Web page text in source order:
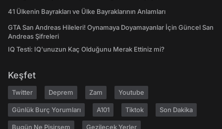
41 Ülkenin Bayrakları ve Ülke Bayraklarının Anlamları
GTA San Andreas Hileleri! Oynamaya Doyamayanlar İçin Güncel San
Andreas Şifreleri
IQ Testi: IQ'unuzun Kaç Olduğunu Merak Ettiniz mi?
Keşfet
Twitter Deprem Zam Youtube
Günlük Burç Yorumları A101 Tiktok Son Dakika
Bugün Ne Pişirsem Gezilecek Yerler